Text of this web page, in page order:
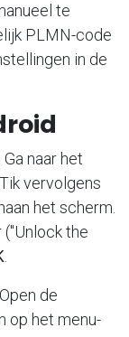
te
PLMN-code
in de
Ga naar het
vervolgens
het scherm.
the
.
Open de
op het menu-